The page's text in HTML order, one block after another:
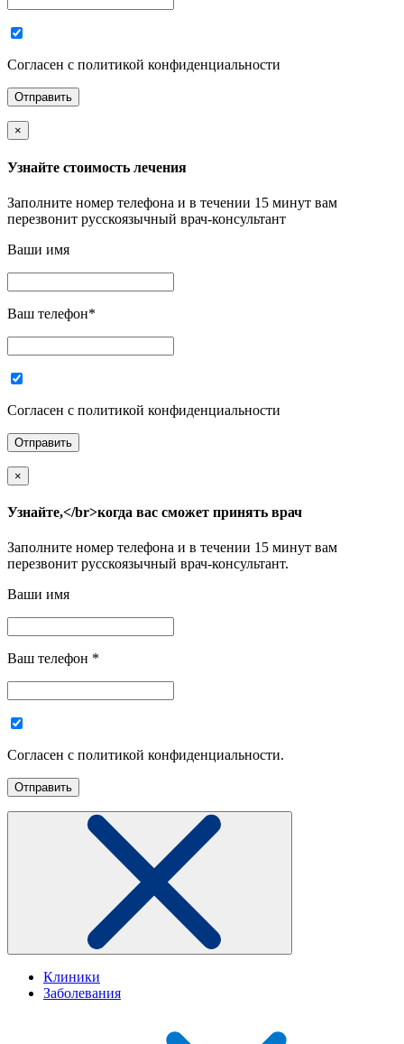
Согласен с политикой конфиденциальности
×
Узнайте стоимость лечения
Заполните номер телефона и в течении 15 минут вам
перезвонит русскоязычный врач-консультант
Ваши имя
Ваш телефон*
Согласен с политикой конфиденциальности
×
Узнайте,</br>когда вас сможет принять врач
Заполните номер телефона и в течении 15 минут вам
перезвонит русскоязычный врач-консультант.
Ваши имя
Ваш телефон *
Согласен с политикой конфиденциальности.
Клиники
Заболевания